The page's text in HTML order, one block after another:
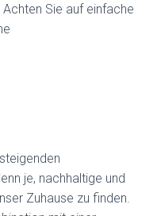
Achten Sie auf einfache
je, nachhaltige und
Zuhause zu finden.